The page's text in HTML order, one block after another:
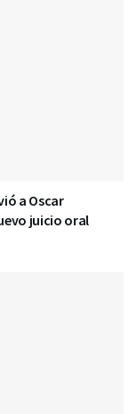
a Oscar
juicio oral